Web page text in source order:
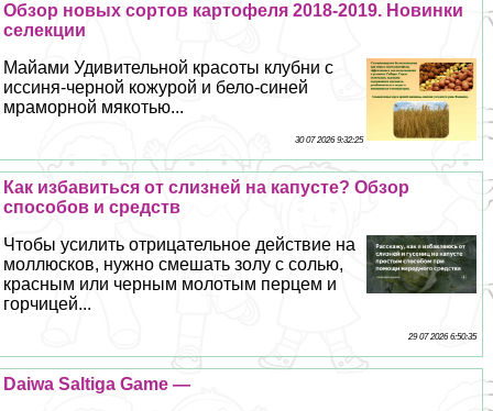
Обзор новых сортов картофеля 2018-2019. Новинки
селекции
Майами Удивительной красоты клубни с
иссиня-черной кожурой и бело-синей
мраморной мякотью...
30 07 2026 9:32:25
Как избавиться от слизней на капусте? Обзор
способов и средств
Чтобы усилить отрицательное действие на
моллюсков, нужно смешать золу с солью,
красным или черным молотым перцем и
горчицей...
29 07 2026 6:50:35
Daiwa Saltiga Game —